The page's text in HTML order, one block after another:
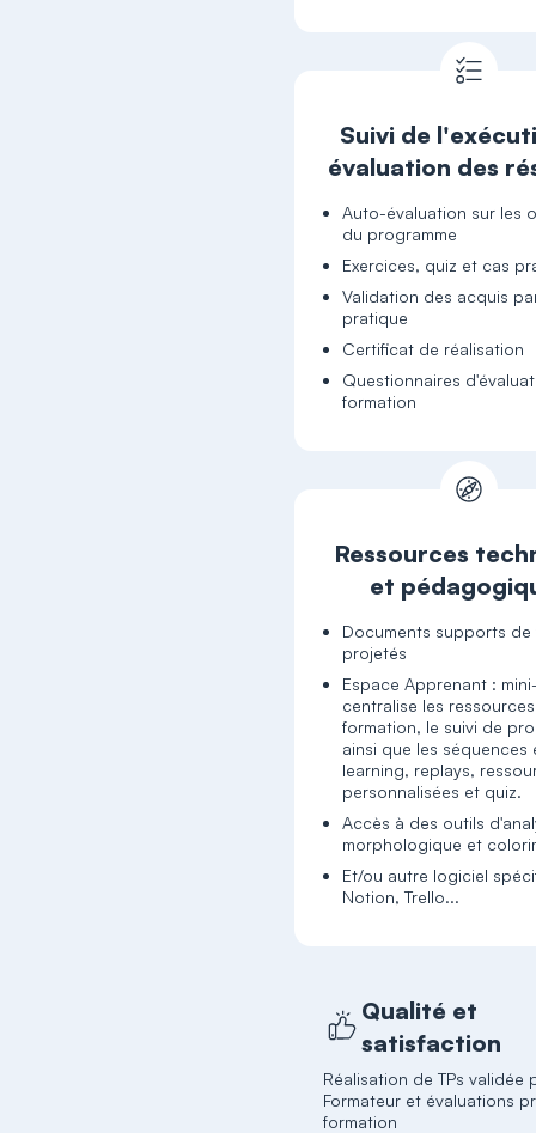
Suivi de
évaluation des
Auto-évaluation sur les
du programme
Exercices, quiz et cas
Validation des acquis
pratique
Certificat de réalisation
Questionnaires
formation
Ressources
et
Documents supports
projetés
Espace Apprenant :
centralise les
formation, le suivi de
ainsi que les séquences
learning, replays,
personnalisées et quiz.
Accès à des outils
morphologique et
Et/ou autre logiciel
Notion, Trello...
Qualité et
satisfaction
Réalisation de TPs validée
Formateur et évaluations
formation